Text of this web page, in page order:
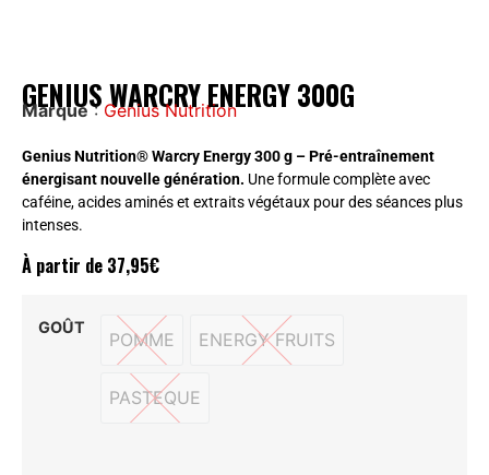
GENIUS WARCRY ENERGY 300G
Marque:Genius Nutrition
Genius Nutrition® Warcry Energy 300 g – Pré-entraînement
énergisant nouvelle génération. Une formule complète avec
caféine, acides aminés et extraits végétaux pour des séances plus
intenses.
À partir de 37,95€
GOÛT
POMME
POMME
ENERGY FRUITS
ENERGY FRUITS
PASTEQUE
PASTEQUE